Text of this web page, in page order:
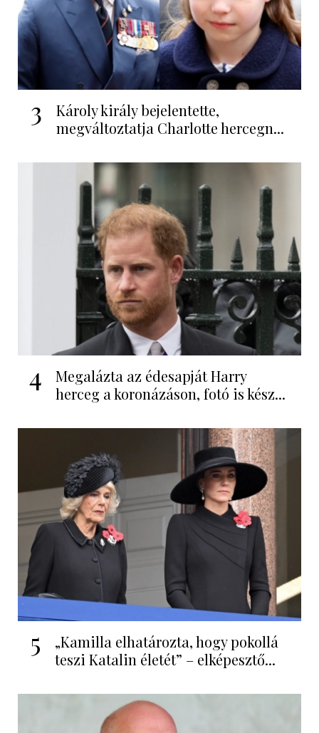
3
Károly király bejelentette,
megváltoztatja Charlotte hercegn...
4
Megalázta az édesapját Harry
herceg a koronázáson, fotó is kész...
5
„Kamilla elhatározta, hogy pokollá
teszi Katalin életét” – elképesztő...